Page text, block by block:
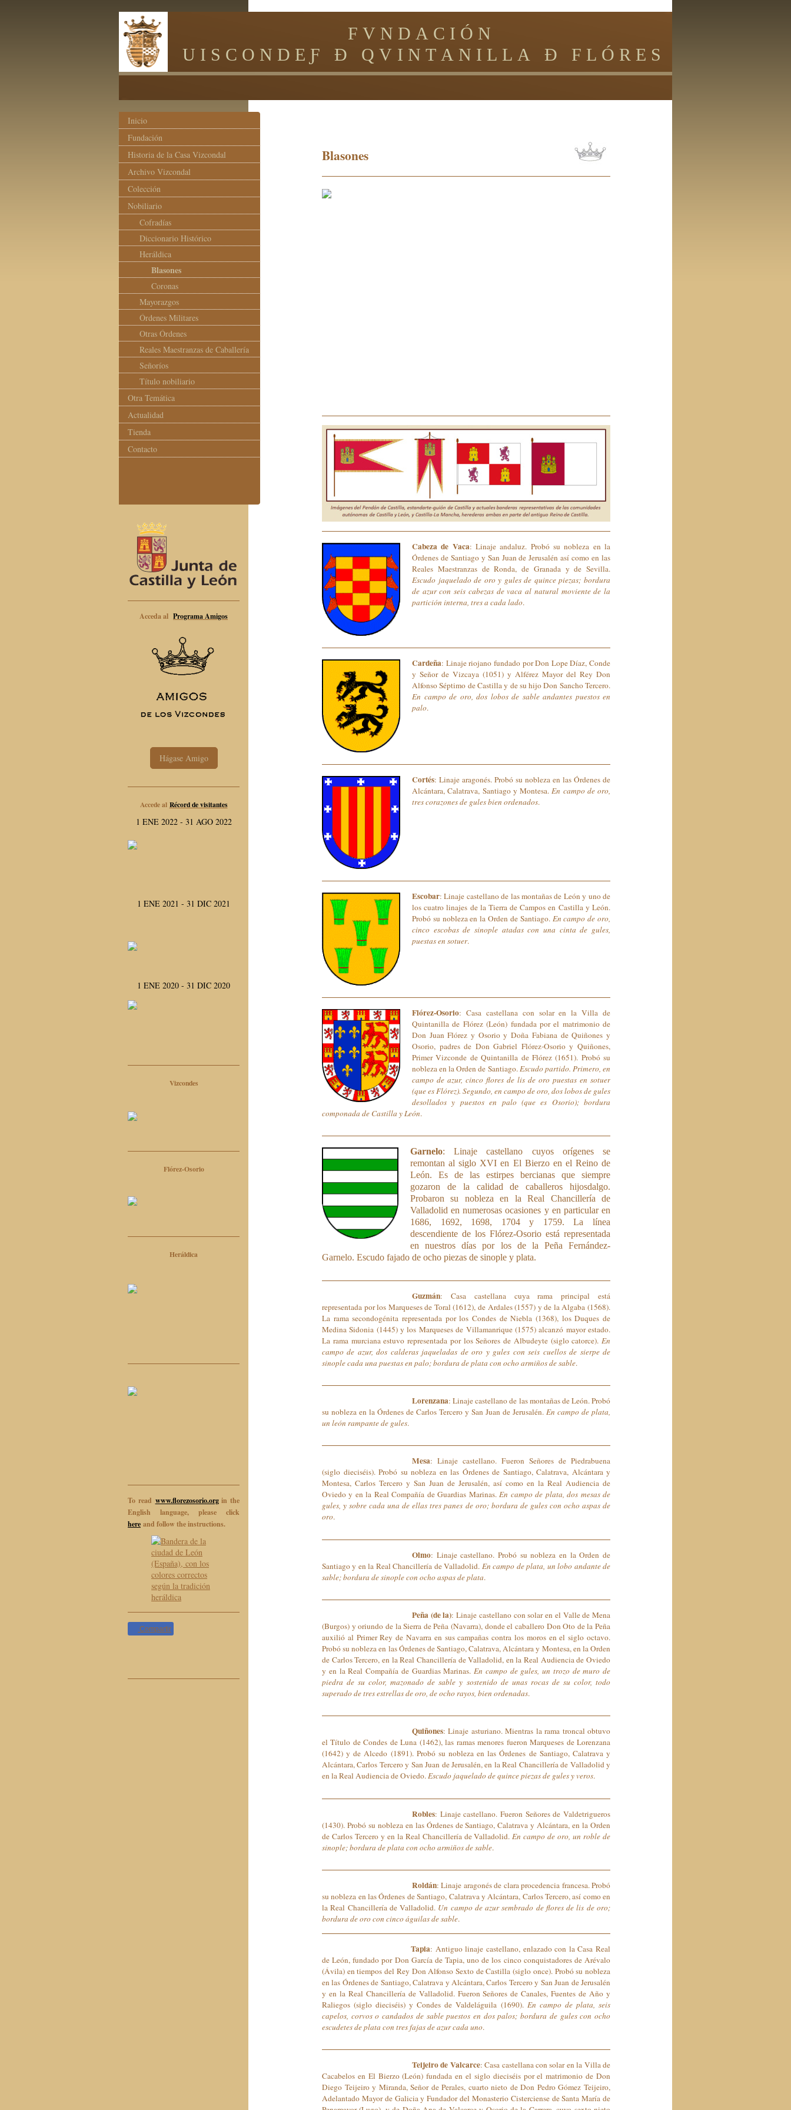
F V N D A C I Ó N
U I S C O N D E Ƒ Ð Q V I N T A N I L L A Ð F L Ó R E S
Blasones
Cabeza de Vaca: Linaje andaluz. Probó su nobleza en la
Órdenes de Santiago y San Juan de Jerusalén así como en las
Reales Maestranzas de Ronda, de Granada y de Sevilla.
Escudo jaquelado de oro y gules de quince piezas; bordura
de azur con seis cabezas de vaca al natural moviente de la
partición interna, tres a cada lado.
Cardeña: Linaje riojano fundado por Don Lope Díaz, Conde
y Señor de Vizcaya (1051) y Alférez Mayor del Rey Don
Alfonso Séptimo de Castilla y de su hijo Don Sancho Tercero.
En campo de oro, dos lobos de sable andantes puestos en
palo.
Cortés: Linaje aragonés. Probó su nobleza en las Órdenes de
Alcántara, Calatrava, Santiago y Montesa.En campo de oro,
tres corazones de gules bien ordenados.
Escobar: Linaje castellano de las montañas de León y uno de
los cuatro linajes de la Tierra de Campos en Castilla y León.
Probó su nobleza en la Orden de Santiago. En campo de oro,
cinco escobas de sinople atadas con una cinta de gules,
puestas en sotuer.
Flórez-Osorio: Casa castellana con solar en la Villa de
Quintanilla de Flórez (León) fundada por el matrimonio de
Don Juan Flórez y Osorio y Doña Fabiana de Quiñones y
Osorio, padres de Don Gabriel Flórez-Osorio y Quiñones,
Primer Vizconde de Quintanilla de Flórez (1651). Probó su
nobleza en la Orden de Santiago.Escudo partido. Primero, en
campo de azur, cinco flores de lis de oro puestas en sotuer
(que es Flórez). Segundo, en campo de oro, dos lobos de gules
desollados y puestos en palo (que es Osorio); bordura
componada de Castilla y León.
Garnelo: Linaje castellano cuyos orígenes se
remontan al siglo XVI en El Bierzo en el Reino de
León. Es de las estirpes bercianas que siempre
gozaron de la calidad de caballeros hijosdalgo.
Probaron su nobleza en la Real Chancillería de
Valladolid en numerosas ocasiones y en particular en
1686, 1692, 1698, 1704 y 1759. La línea
descendiente de los Flórez-Osorio está representada
en nuestros días por los de la Peña Ferná n de z-
Garnelo. Escudo fajado de ocho piezas de sinople y plata.
Guzmán: Casa castellana cuya rama principal está
representada por los Marqueses de Toral (1612), de Ardales (1557) y de la Algaba (1568).
La rama secondogénita representada por los Condes de Niebla (1368), los Duques de
Medina Sidonia (1445) y los Marqueses de Villamanrique (1575) alcanzó mayor estado.
La rama murciana estuvo representada por los Señores de Albudeyte (siglo catorce). En
campo de azur, dos calderas jaqueladas de oro y gules con seis cuellos de sierpe de
sinople cada una puestas en palo; bordura de plata con ocho armiños de sable.
Lorenzana: Linaje castellano de las montañas de León. Probó
su nobleza en la Órdenes de Carlos Tercero y San Juan de Jerusalén. En campo de plata,
un león rampante de gules.
Mesa: Linaje castellano. Fueron Señores de Piedrabuena
(siglo dieciséis). Probó su nobleza en las Órdenes de Santiago, Calatrava, Alcántara y
Montesa, Carlos Tercero y San Juan de Jerusalén, así como en la Real Audiencia de
Oviedo y en la Real Compañía de Guardias Marinas. En campo de plata, dos mesas de
gules, y sobre cada una de ellas tres panes de oro; bordura de gules con ocho aspas de
oro.
Olmo: Linaje castellano. Probó su nobleza en la Orden de
Santiago y en la Real Chancillería de Valladolid. En campo de plata, un lobo andante de
sable; bordura de sinople con ocho aspas de plata.
Peña (de la): Linaje castellano con solar en el Valle de Mena
(Burgos) y oriundo de la Sierra de Peña (Navarra), donde el caballero Don Oto de la Peña
auxilió al Primer Rey de Navarra en sus campañas contra los moros en el siglo octavo.
Probó su nobleza en las Órdenes de Santiago, Calatrava, Alcántara y Montesa, en la Orden
de Carlos Tercero, en la Real Chancillería de Valladolid, en la Real Audiencia de Oviedo
y en la Real Compañía de Guardias Marinas. En campo de gules, un trozo de muro de
piedra de su color, mazonado de sable y sostenido de unas rocas de su color, todo
superado de tres estrellas de oro, de ocho rayos, bien ordenadas.
Quiñones: Linaje asturiano. Mientras la rama troncal obtuvo
el Título de Condes de Luna (1462), las ramas menores fueron Marqueses de Lorenzana
(1642) y de Alcedo (1891). Probó su nobleza en las Órdenes de Santiago, Calatrava y
Alcántara, Carlos Tercero y San Juan de Jerusalén, en la Real Chancillería de Valladolid y
en la Real Audiencia de Oviedo.Escudo jaquelado de quince piezas de gules y veros.
Robles: Linaje castellano. Fueron Señores de Valdetrigueros
(1430). Probó su nobleza en las Órdenes de Santiago, Calatrava y Alcántara, en la Orden
de Carlos Tercero y en la Real Chancillería de Valladolid. En campo de oro, un roble de
sinople; bordura de plata con ocho armiños de sable.
Roldán: Linaje aragonés de clara procedencia francesa. Probó
su nobleza en las Órdenes de Santiago, Calatrava y Alcántara, Carlos Tercero, así como en
la Real Chancillería de Valladolid. Un campo de azur sembrado de flores de lis de oro;
bordura de oro con cinco águilas de sable.
Tapia: Antiguo linaje castellano, enlazado con la Casa Real
de León, fundado por Don García de Tapia, uno de los cinco conquistadores de Arévalo
(Ávila) en tiempos del Rey Don Alfonso Sexto de Castilla (siglo once). Probó su nobleza
en las Órdenes de Santiago, Calatrava y Alcántara, Carlos Tercero y San Juan de Jerusalén
y en la Real Chancillería de Valladolid. Fueron Señores de Canales, Fuentes de Año y
Raliegos (siglo dieciséis) y Condes de Valdeláguila (1690). En campo de plata, seis
capelos, corvos o candados de sable puestos en dos palos; bordura de gules con ocho
escudetes de plata con tres fajas de azur cada uno.
Teijeiro de Valcarce: Casa castellana con solar en la Villa de
Cacabelos en El Bierzo (León) fundada en el siglo dieciséis por el matrimonio de Don
Diego Teijeiro y Miranda, Señor de Perales, cuarto nieto de Don Pedro Gómez Teijeiro,
Adelantado Mayor de Galicia y Fundador del Monasterio Cisterciense de Santa María de
Inicio
Fundación
Historia de la Casa Vizcondal
Archivo Vizcondal
Colección
Nobiliario
Cofradías
Diccionario Histórico
Heráldica
Blasones
Coronas
Mayorazgos
Órdenes Militares
Otras Órdenes
Reales Maestranzas de Caballería
Señoríos
Título nobiliario
Otra Temática
Actualidad
Tienda
Contacto
Acceda al Programa Amigos
Hágase Amigo
Accede al Récord de visitantes
1 ENE 2022 - 31 AGO 2022
1 ENE 2021 - 31 DIC 2021
1 ENE 2020 - 31 DIC 2020
Vizcondes
Flórez-Osorio
Heráldica
To read www.florezosorio.orgin the
English language, please click
here and follow the instructions.
Compartir